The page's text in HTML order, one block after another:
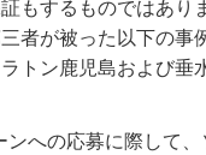
もするものではあり
者が被った以下の事
トン鹿児島および垂
ンへの応募に際して、